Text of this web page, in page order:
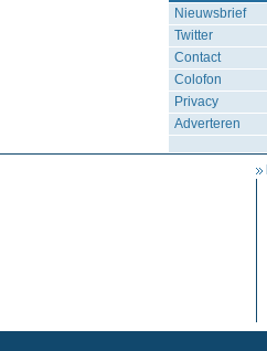
Nieuwsbrief
Twitter
Contact
Colofon
Privacy
Adverteren